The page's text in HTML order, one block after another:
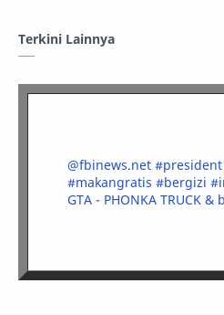
Terkini Lainnya
@fbinews.net #president
#makangratis #bergizi
GTA - PHONKA TRUCK &